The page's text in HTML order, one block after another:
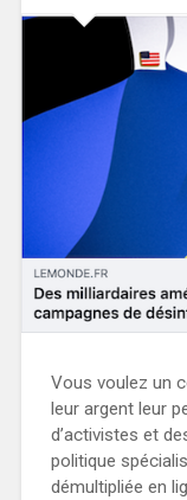
Vous voulez un
leur argent leur
d’activistes et
politique
démultipliée en